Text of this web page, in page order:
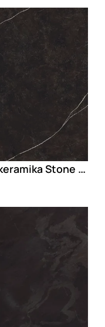
Porcelanska keramika Stone Jasper Black